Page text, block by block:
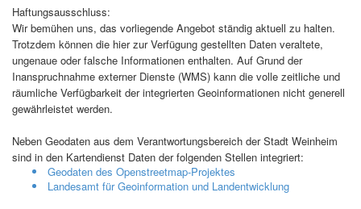
Haftungsausschluss:
Wir bemühen uns, das vorliegende Angebot ständig aktuell zu halten.
Trotzdem können die hier zur Verfügung gestellten Daten veraltete,
ungenaue oder falsche Informationen enthalten. Auf Grund der
Inanspruchnahme externer Dienste (WMS) kann die volle zeitliche und
räumliche Verfügbarkeit der integrierten Geoinformationen nicht generell
gewährleistet werden.
Neben Geodaten aus dem Verantwortungsbereich der Stadt Weinheim
sind in den Kartendienst Daten der folgenden Stellen integriert:
Geodaten des Openstreetmap-Projektes
Landesamt für Geoinformation und Landentwicklung